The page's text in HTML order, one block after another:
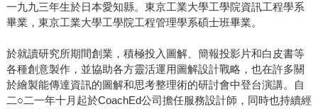
一九九三年生於日本愛知縣。東京工業大學工學院資訊工程學系
畢業，東京工業大學工學院工程管理學系碩士班畢業。
於就讀研究所期間創業，積極投入圖解、簡報投影片和白皮書等
各種創意製作，並協助各方靈活運用圖解設計戰略，也在許多關
於繪製能傳達資訊的圖解和思考整理術的研討會中登台演講。自
二○二一年十月起於CoachEd公司擔任服務設計師，同時也持續經